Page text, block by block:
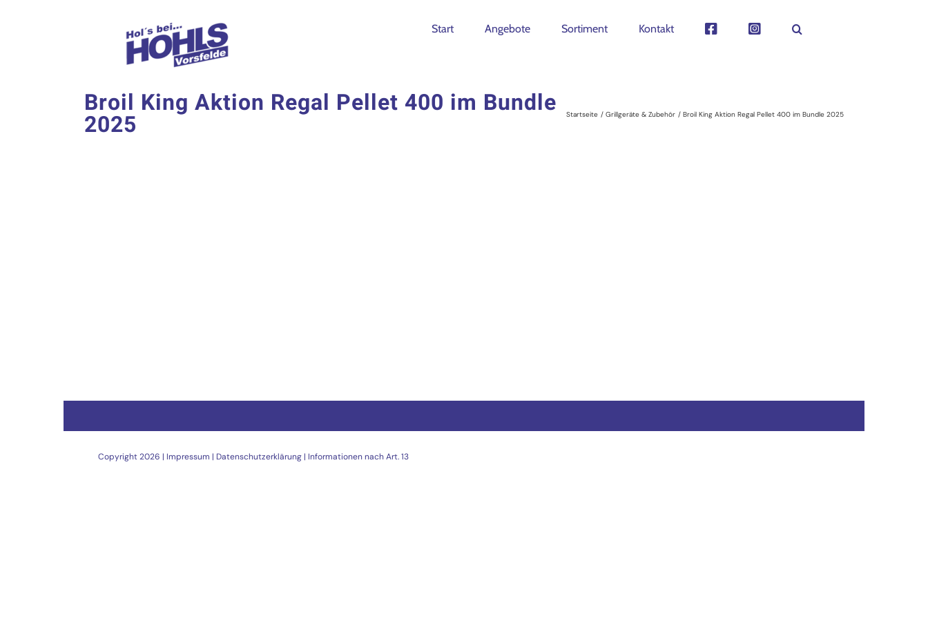
Start Angebote Sortiment Kontakt
Broil King Aktion Regal Pellet 400 im Bundle
2025 Startseite Grillgeräte & Zubehör Broil King Aktion Regal Pellet 400 im Bundle 2025
Copyright2026 | Impressum | Datenschutzerklärung | Informationen nach Art. 13